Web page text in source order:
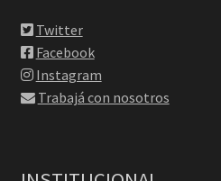
Twitter
Facebook
Instagram
Trabajá con nosotros